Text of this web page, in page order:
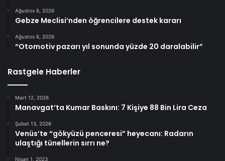
Ağustos 6, 2026
Gebze Meclisi’nden öğrencilere destek kararı
Ağustos 6, 2026
“Otomotiv pazarı yıl sonunda yüzde 20 daralabilir”
Rastgele Haberler
Mart 12, 2026
Manavgat’ta Kumar Baskını: 7 Kişiye 88 Bin Lira Ceza
Şubat 13, 2026
Venüs’te “gökyüzü penceresi” heyecanı: Radarın
ulaştığı tünellerin sırrı ne?
Nisan 1, 2023